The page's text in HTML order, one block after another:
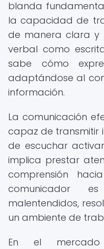
blanda
la capacidad de
de manera clara y
verbal como
sabe cómo
adaptándose al
información.
La comunicación
capaz de transmitir
de escuchar
implica prestar
comprensión
comunicador
malentendidos,
un ambiente de
En el